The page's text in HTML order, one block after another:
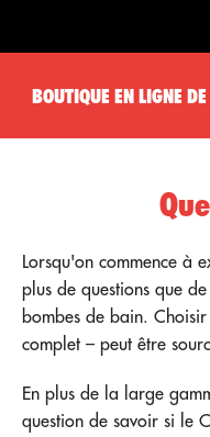
BOUTIQUE EN LIGNE
Lorsqu'on commence à
plus de questions que
bombes de bain.
complet – peut être
En plus de la large
question de savoir si le